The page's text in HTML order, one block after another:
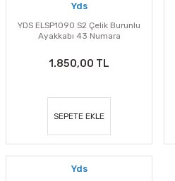
Yds
YDS ELSP1090 S2 Çelik Burunlu
Ayakkabı 43 Numara
1.850,00 TL
SEPETE EKLE
Yds